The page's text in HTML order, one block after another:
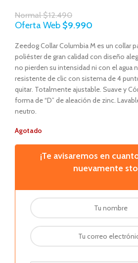
Normal$12.490
Oferta Web $9.990
Zeedog Collar Columbia M es un collar
poliéster de gran calidad con diseño
no pierden su intensidad ni con el agua
resistente de clic con sistema de 4
quitar. Totalmente ajustable. Suave y
forma de “D” de aleación de zinc.
neutro.
Agotado
¡Te avisaremos en
nuevamente